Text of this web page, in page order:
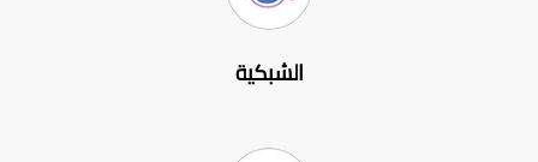
الشبكية